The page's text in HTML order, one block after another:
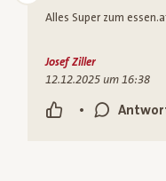
Alles Super zum
•
Josef Ziller
12.12.2025 um 16:38